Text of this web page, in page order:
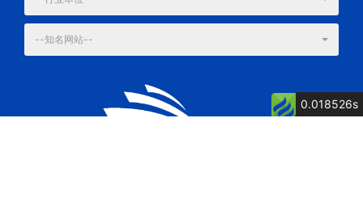
--知名网站--
0.018526s